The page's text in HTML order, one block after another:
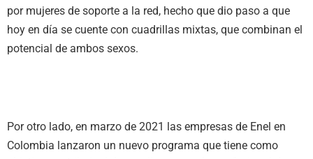
por mujeres de soporte a la red, hecho que dio paso a que
hoy en día se cuente con cuadrillas mixtas, que combinan el
potencial de ambos sexos.
Por otro lado, en marzo de 2021 las empresas de Enel en
Colombia lanzaron un nuevo programa que tiene como